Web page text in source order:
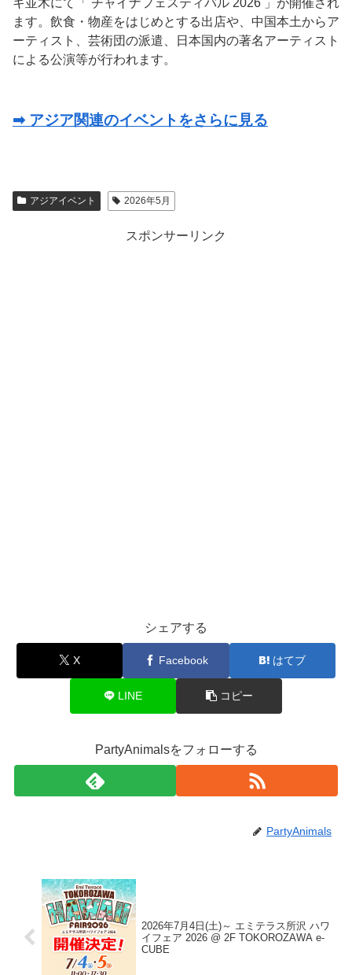
キ並木にて「 チャイナフェスティバル 2026 」が開催され
ます。飲食・物産をはじめとする出店や、中国本土からア
ーティスト、芸術団の派遣、日本国内の著名アーティスト
による公演等が行われます。
➡ アジア関連のイベントをさらに見る
アジアイベント 2026年5月
スポンサーリンク
シェアする
X Facebook はてブ
LINE コピー
PartyAnimalsをフォローする
PartyAnimals
2026年7月4日(土)～ エミテラス所沢 ハワ
イフェア 2026 @ 2F TOKOROZAWA e-
CUBE